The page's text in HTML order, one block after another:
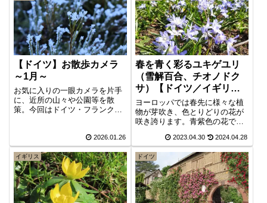
【ドイツ】お散歩カメラ
～1月～
お気に入りの一眼カメラを片手
に、近所の山々や公園等を散
策。今回はドイツ・フランクフ
先に春の訪れを告げるスノード
ロップ、キバナセツブンソウを
撮影してきました。
2026.01.26
春を青く彩るユキゲユリ
（雪解百合、チオノドク
サ）【ドイツ／イギリ
ス】
ヨーロッパでは春先に様々な植
物が芽吹き、色とりどりの花が
咲き誇ります。青紫色の花で
と、ユキゲユリ（和名、学名は
チオノドクサ）が主役となりま
す。この種は早春から咲き始め
ますが、春も進み気候が良くな
る中で、一際鮮やかな群生が見
られるようになり、存在感を一
気に高めます。
2023.04.30 2024.04.28
イギリス ドイツ